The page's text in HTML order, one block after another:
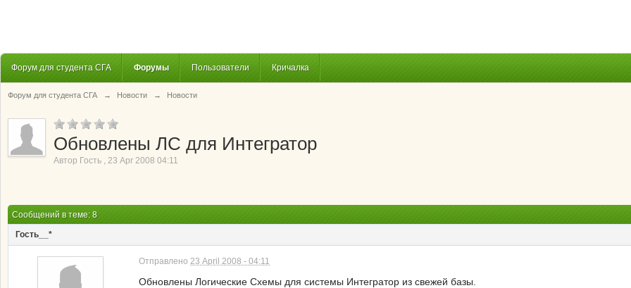
Форум для студента СГА Форумы Пользователи Кричалка
Форум для студента СГА → Новости → Новости
Обновлены ЛС для Интегратор
Автор Гость , 23 Apr 2008 04:11
Сообщений в теме: 8
Гость__*
Отправлено 23 April 2008 - 04:11
Обновлены Логические Схемы для системы Интегратор из свежей базы.